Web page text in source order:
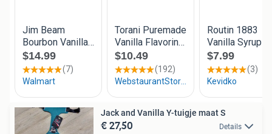
Jack and Vanilla Y-tuigje maat S
€ 27,50 Details